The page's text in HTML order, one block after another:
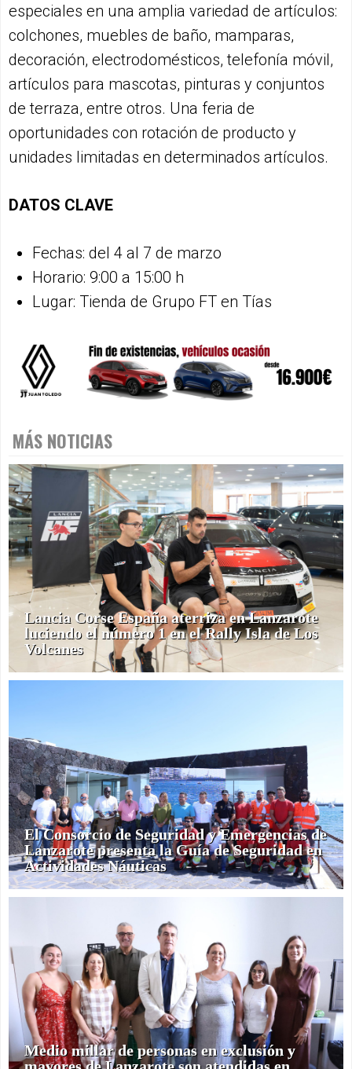
especiales en una amplia variedad de artículos:
colchones, muebles de baño, mamparas,
decoración, electrodomésticos, telefonía móvil,
artículos para mascotas, pinturas y conjuntos
de terraza, entre otros. Una feria de
oportunidades con rotación de producto y
unidades limitadas en determinados artículos.
DATOS CLAVE
Fechas: del 4 al 7 de marzo
Horario: 9:00 a 15:00 h
Lugar: Tienda de Grupo FT en Tías
MÁS NOTICIAS
Lancia Corse España aterriza en Lanzarote
luciendo el número 1 en el Rally Isla de Los
Volcanes
El Consorcio de Seguridad y Emergencias de
Lanzarote presenta la Guía de Seguridad en
Actividades Náuticas
Medio millar de personas en exclusión y